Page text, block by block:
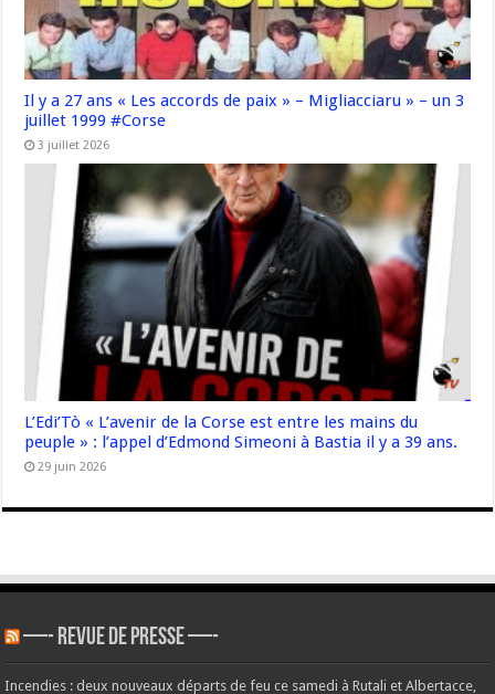
Il y a 27 ans « Les accords de paix » – Migliacciaru » – un 3
juillet 1999 #Corse
3 juillet 2026
L’Edi’Tò « L’avenir de la Corse est entre les mains du
peuple » : l’appel d’Edmond Simeoni à Bastia il y a 39 ans.
29 juin 2026
—- REVUE DE PRESSE —-
Incendies : deux nouveaux départs de feu ce samedi à Rutali et Albertacce,